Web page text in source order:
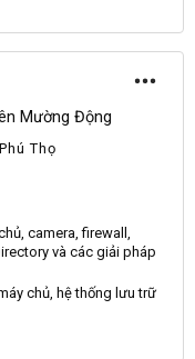
Mường Động
Thọ
camera, firewall,
và các giải pháp
chủ, hệ thống lưu trữ